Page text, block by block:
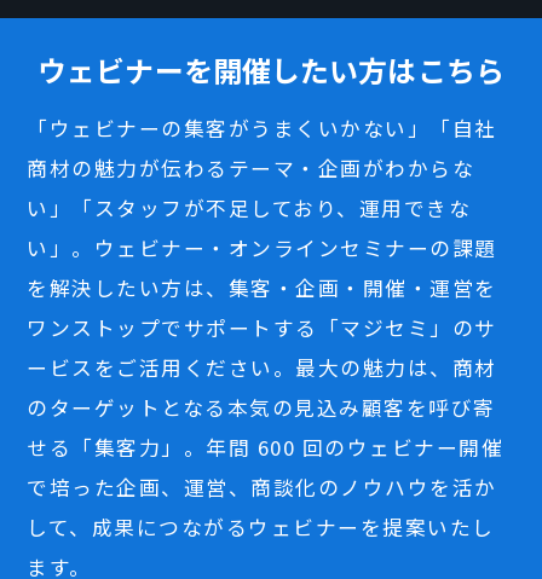
ウェビナーを開催したい方はこちら
「ウェビナーの集客がうまくいかない」「自社
商材の魅力が伝わるテーマ・企画がわからな
い」「スタッフが不足しており、運用できな
い」。ウェビナー・オンラインセミナーの課題
を解決したい方は、集客・企画・開催・運営を
ワンストップでサポートする「マジセミ」のサ
ービスをご活用ください。最大の魅力は、商材
のターゲットとなる本気の見込み顧客を呼び寄
せる「集客力」。年間 600 回のウェビナー開催
で培った企画、運営、商談化のノウハウを活か
して、成果につながるウェビナーを提案いたし
ます。